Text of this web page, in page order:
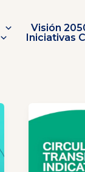
Visión
Iniciativas